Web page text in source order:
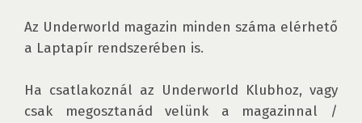
Az Underworld magazin minden száma elérhető
a Laptapír rendszerében is.
Ha csatlakoznál az Underworld Klubhoz, vagy
csak megosztanád velünk a magazinnal /